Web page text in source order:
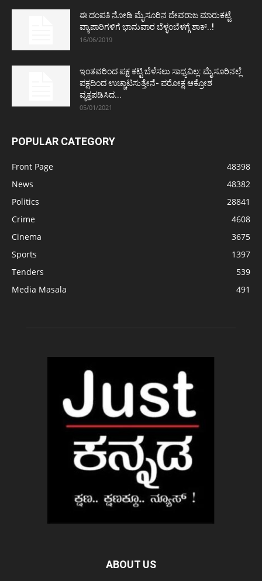
ಈ ದಂಪತಿ ನೋಡಿ ಮೈಸೂರಿನ ದೇವರಾಜ ಮಾರುಕಟ್ಟೆ
ವ್ಯಾಪಾರಿಗಳಿಗೆ ಭಾನುವಾರ ಬೆಳ್ಳಂಬೆಳಗ್ಗೆ ಶಾಕ್..!
16/06/2019
ಇಂತವರಿಂದ ಪಕ್ಷ ಕಟ್ಟಿ ಬೆಳೆಸಲು ಸಾಧ್ಯವಿಲ್ಲ: ಮೈಸೂರಿನಲ್ಲೆ
ಪಕ್ಷದಿಂದ ಉಚ್ಚಾಟಿಸುತ್ತೇನೆ- ಪರೋಕ್ಷ ಆಕ್ರೋಶ
ವ್ಯಕ್ತಪಡಿಸಿದ...
05/01/2021
POPULAR CATEGORY
Front Page
48398
News
48382
Politics
28841
Crime
4608
Cinema
3675
Sports
1397
Tenders
539
Media Masala
491
ABOUT US